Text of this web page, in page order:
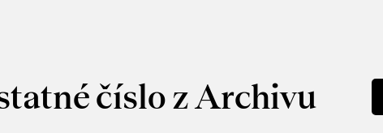
číslo z Archivu